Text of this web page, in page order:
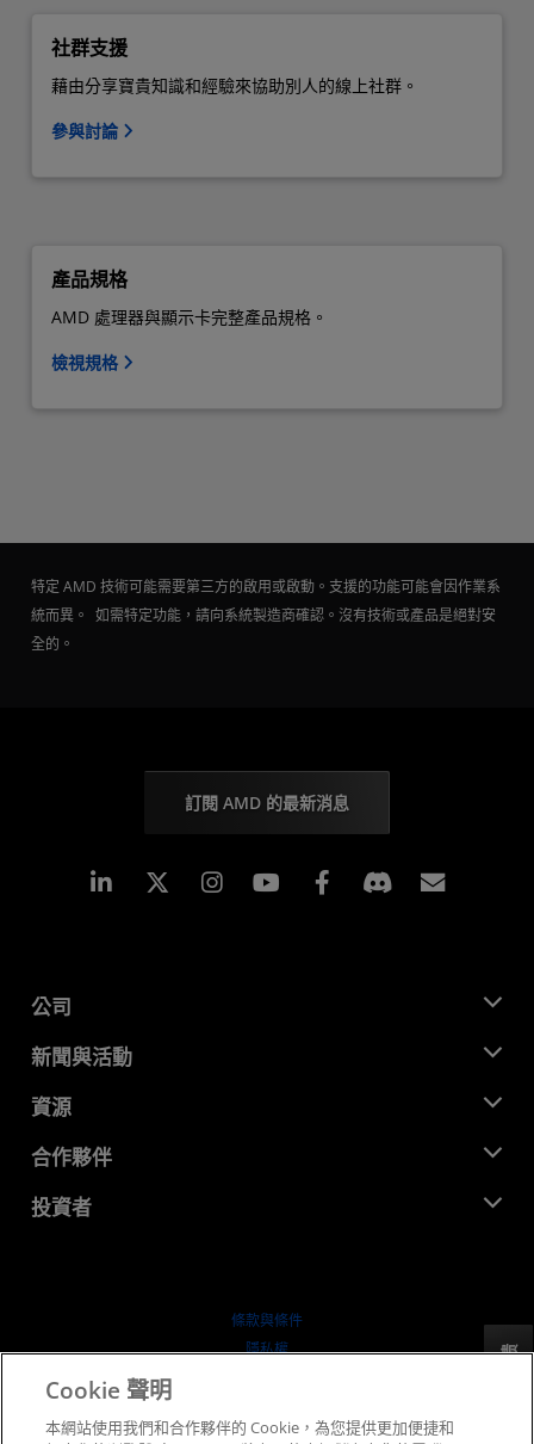
社群支援
藉由分享寶貴知識和經驗來協助別人的線上社群。
參與討論
產品規格
AMD 處理器與顯示卡完整產品規格。
檢視規格
特定 AMD 技術可能需要第三方的啟用或啟動。支援的功能可能會因作業系
統而異。 如需特定功能，請向系統製造商確認。沒有技術或產品是絕對安
全的。
訂閱 AMD 的最新消息
Linkedin Instagram Facebook
公司
關於 AMD
企業責任
招聘
聯絡我們
新聞與活動
新聞室
媒體庫
資源
開發者中心
案例研究
合作夥伴
AMD 合作夥伴中心
投資者
條款與條件
隱私權
公平公開競爭
反馈
Cookie 聲明
本網站使用我們和合作夥伴的 Cookie，為您提供更加便捷和